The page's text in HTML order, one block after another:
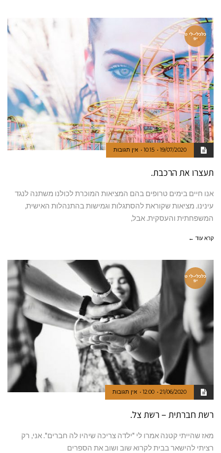
כלכלי-לי ט
יפ
19/07/2020
10:15 אין תגובות
תעצרו את הרכבת.
אנו חיים בימים טרופים בהם המציאות המוכרת לכולנו משתנה לנגד
עינינו. מציאות שקוראת להסתגלות וגמישות בהתנהלות האישית,
המשפחתית והעסקית. אבל,
קרא עוד ←
כלכלי-לי ט
יפ
21/06/2020
12:00 אין תגובות
רשת חברתית – רשת צל.
מאז שהייתי קטנה אמרו לי "ילדה צריכה שיהיו לה חברים". אני, רק
רציתי להישאר בבית לקרוא שוב ושוב את הספרים